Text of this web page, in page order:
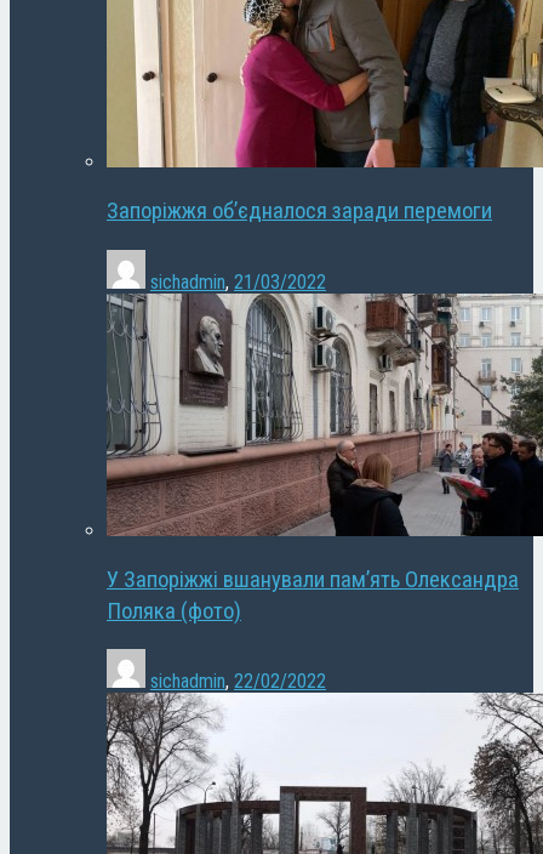
Запоріжжя об’єдналося заради перемоги
sichadmin, 21/03/2022
У Запоріжжі вшанували пам’ять Олександра
Поляка (фото)
sichadmin, 22/02/2022